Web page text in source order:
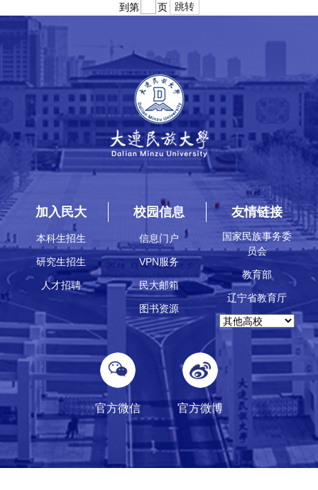
到第
页 跳转
加入民大
本科生招生
研究生招生
人才招聘
校园信息
信息门户
VPN服务
民大邮箱
图书资源
友情链接
国家民族事务委
员会
教育部
辽宁省教育厅
官方微信 官方微博